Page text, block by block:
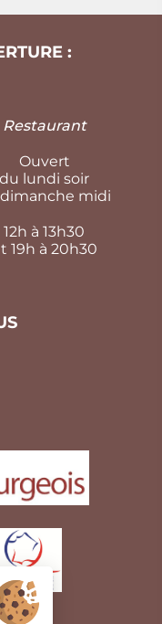
:
Restaurant
Ouvert
du lundi soir
midi
12h à 13h30
19h à 20h30